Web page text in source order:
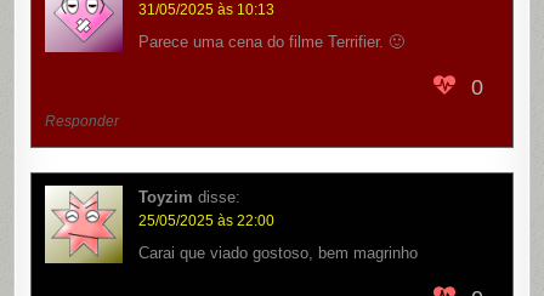
31/05/2025 às 10:13
Parece uma cena do filme Terrifier. 🙂
0
Responder
Toyzim disse:
25/05/2025 às 22:00
Carai que viado gostoso, bem magrinho